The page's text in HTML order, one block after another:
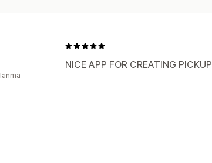
NICE APP FOR CREATING PICKUP